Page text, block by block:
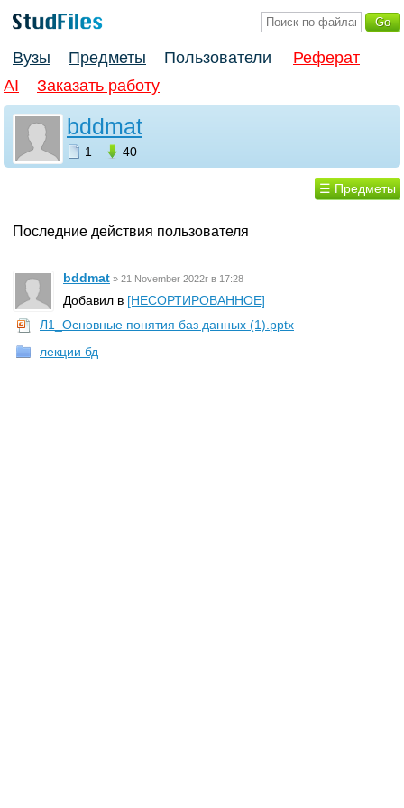
Вузы Предметы Пользователи
Реферат
AI
Заказать работу
bddmat
1 40
☰ Предметы
Последние действия пользователя
bddmat » 21 November 2022г в 17:28
Добавил в [НЕСОРТИРОВАННОЕ]
Л1_Основные понятия баз данных (1).pptx
лекции бд